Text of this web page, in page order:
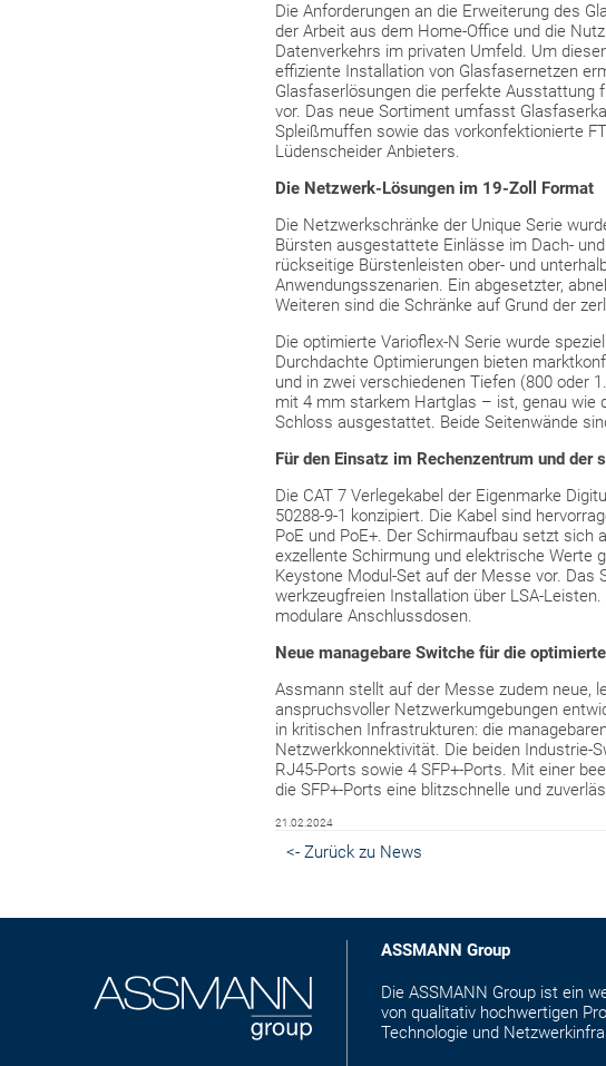
Die Anforderungen an die Erweiterung des
der Arbeit aus dem Home-Office und die
Datenverkehrs im privaten Umfeld. Um
effiziente Installation von Glasfasernetzen
Glasfaserlösungen die perfekte Ausstattung
vor. Das neue Sortiment umfasst
Spleißmuffen sowie das vorkonfektionierte
Lüdenscheider Anbieters.
Die Netzwerk-Lösungen im 19-Zoll Format
Die Netzwerkschränke der Unique Serie
Bürsten ausgestattete Einlässe im Dach-
rückseitige Bürstenleisten ober- und
Anwendungsszenarien. Ein abgesetzter,
Weiteren sind die Schränke auf Grund der
Die optimierte Varioflex-N Serie wurde
Durchdachte Optimierungen bieten
und in zwei verschiedenen Tiefen (800 oder
mit 4 mm starkem Hartglas – ist, genau wie
Schloss ausgestattet. Beide Seitenwände
Für den Einsatz im Rechenzentrum und der
Die CAT 7 Verlegekabel der Eigenmarke
50288-9-1 konzipiert. Die Kabel sind
PoE und PoE+. Der Schirmaufbau setzt
exzellente Schirmung und elektrische Werte
Keystone Modul-Set auf der Messe vor. Das
werkzeugfreien Installation über LSA-
modulare Anschlussdosen.
Neue managebare Switche für die
Assmann stellt auf der Messe zudem neue,
anspruchsvoller Netzwerkumgebungen
in kritischen Infrastrukturen: die
Netzwerkkonnektivität. Die beiden Industrie-
RJ45-Ports sowie 4 SFP+-Ports. Mit einer
die SFP+-Ports eine blitzschnelle und
21.02.2024
<- Zurück zu News
ASSMANN Group
Die ASSMANN Group ist ein
von qualitativ hochwertigen
Technologie und